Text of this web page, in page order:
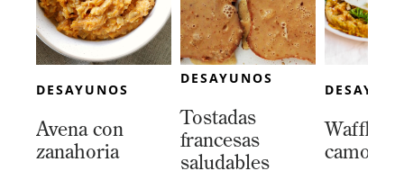
DESAYUNOS
Avena con
zanahoria
DESAYUNOS
Tostadas
francesas
saludables
Waffles
camote